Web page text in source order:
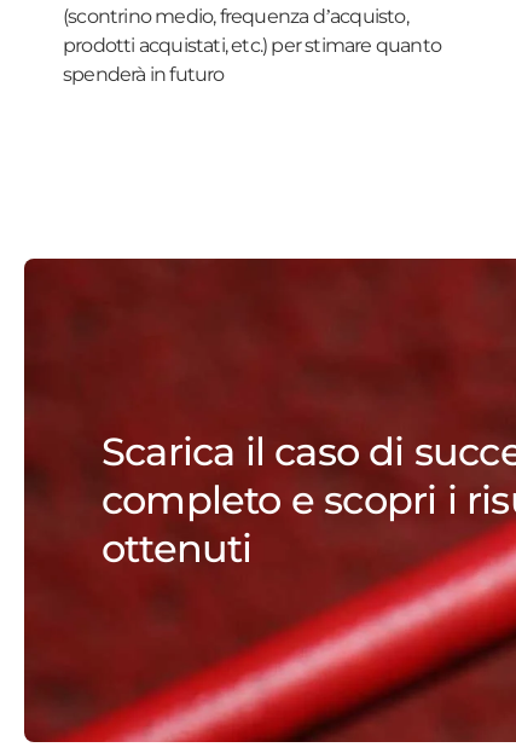
(scontrino medio, frequenza d’acquisto,
prodotti acquistati, etc.) per stimare quanto
spenderà in futuro
Scarica il caso di
completo e scopri i
ottenuti